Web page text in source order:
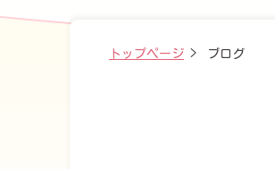
トップページ > ブログ